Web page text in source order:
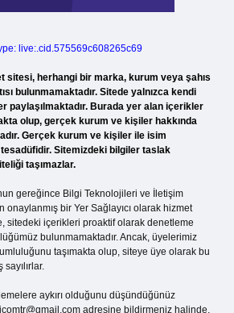
live:.cid.575569c608265c69
sitesi, herhangi bir marka, kurum veya şahıs
bulunmamaktadır. Sitede yalnızca kendi
paylaşılmaktadır. Burada yer alan içerikler
olup, gerçek kurum ve kişiler hakkında
Gerçek kurum ve kişiler ile isim
Sitemizdeki bilgiler taslak
taşımazlar.
gereğince Bilgi Teknolojileri ve İletişim
onaylanmış bir Yer Sağlayıcı olarak hizmet
sitedeki içerikleri proaktif olarak denetleme
bulunmamaktadır. Ancak, üyelerimiz
taşımakta olup, siteye üye olarak bu
aykırı olduğunu düşündüğünüz
adresine bildirmeniz halinde,